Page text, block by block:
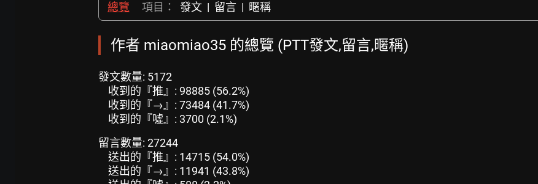
總覽 項目： 發文 | 留言 | 暱稱
作者 miaomiao35 的總覽 (PTT發文,留言,暱稱)
發文數量: 5172
收到的『推』: 98885 (56.2%)
收到的『→』: 73484 (41.7%)
收到的『噓』: 3700 (2.1%)
留言數量: 27244
送出的『推』: 14715 (54.0%)
送出的『→』: 11941 (43.8%)